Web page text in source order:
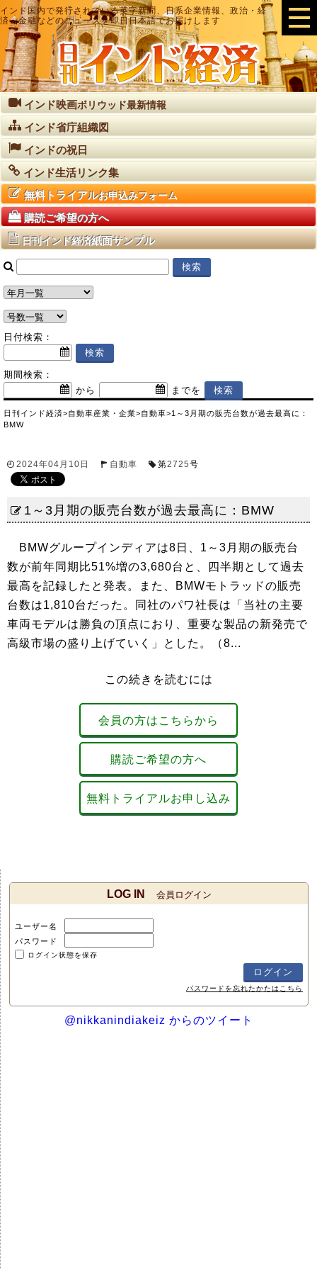
インド国内で発行されている英字新聞、日系企業情報、政治・経
済・金融などのニュースを即日日本語でお届けします
インド映画ボリウッド最新情報
インド省庁組織図
インドの祝日
インド生活リンク集
無料トライアルお申込みフォーム
購読ご希望の方へ
日刊インド経済紙面サンプル
日付検索：
期間検索：
から
までを
日刊インド経済>自動車産業・企業>自動車>1～3月期の販売台数が過去最高に：
BMW
2024年04月10日 自動車 第2725号
1～3月期の販売台数が過去最高に：BMW
BMWグループインディアは8日、1～3月期の販売台
数が前年同期比51%増の3,680台と、四半期として過去
最高を記録したと発表。また、BMWモトラッドの販売
台数は1,810台だった。同社のパワ社長は「当社の主要
車両モデルは勝負の頂点におり、重要な製品の新発売で
高級市場の盛り上げていく」とした。（8...
この続きを読むには
会員の方はこちらから
購読ご希望の方へ
無料トライアルお申し込み
LOG IN 会員ログイン
ユーザー名
パスワード
ログイン状態を保存
パスワードを忘れたかたはこちら
@nikkanindiakeiz からのツイート